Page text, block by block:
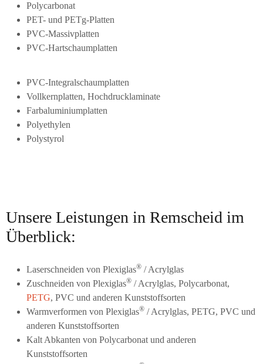
Polycarbonat
PET- und PETg-Platten
PVC-Massivplatten
PVC-Hartschaumplatten
PVC-Integralschaumplatten
Vollkernplatten, Hochdrucklaminate
Farbaluminiumplatten
Polyethylen
Polystyrol
Unsere Leistungen in Remscheid im
Überblick:
Laserschneiden von Plexiglas® / Acrylglas
Zuschneiden von Plexiglas® / Acrylglas, Polycarbonat,
PETG, PVC und anderen Kunststoffsorten
Warmverformen von Plexiglas® / Acrylglas, PETG, PVC und
anderen Kunststoffsorten
Kalt Abkanten von Polycarbonat und anderen
Kunststoffsorten